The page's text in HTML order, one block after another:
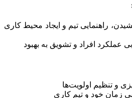
راهنمایی تیم و ایجاد محیط کاری
عملکرد افراد و تشویق به بهبود
و تنظیم اولویت‌ها
زمان خود و تیم کاری